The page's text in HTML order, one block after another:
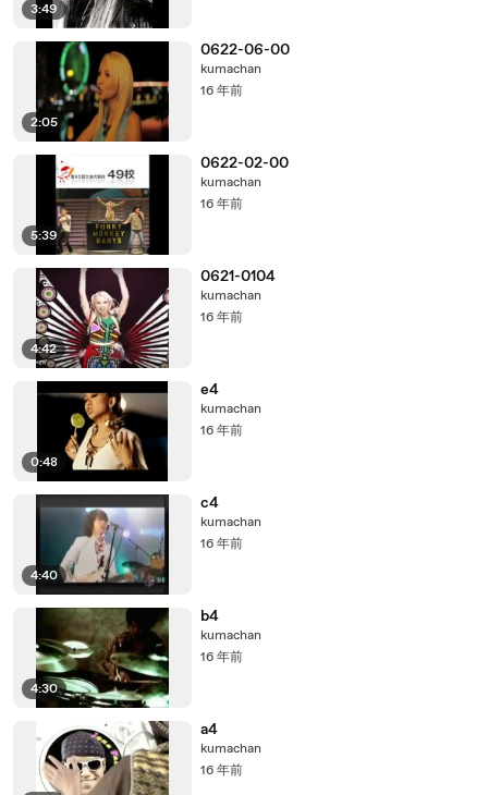
3:49
2:05
0622-06-00
kumachan
16 年前
5:39
0622-02-00
kumachan
16 年前
4:42
0621-0104
kumachan
16 年前
0:48
e4
kumachan
16 年前
4:40
c4
kumachan
16 年前
4:30
b4
kumachan
16 年前
a4
kumachan
16 年前